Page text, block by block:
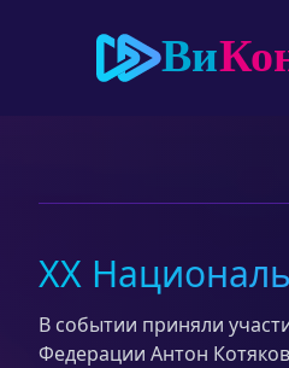
XX
В событии приняли
Федерации Антон